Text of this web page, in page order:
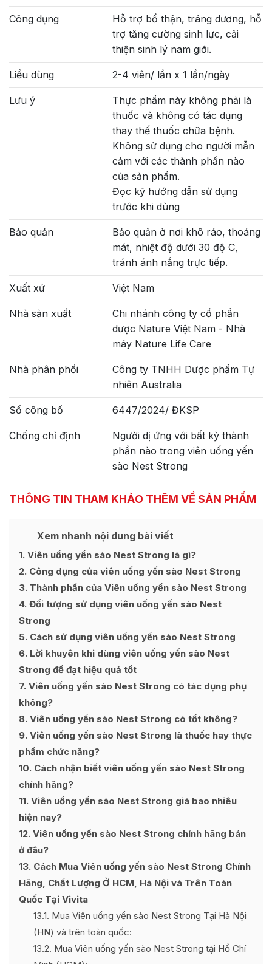
Công dụng
Hỗ trợ bổ thận, tráng dương, hỗ
trợ tăng cường sinh lực, cải
thiện sinh lý nam giới.
Liều dùng 2-4 viên/ lần x 1 lần/ngày
Lưu ý
Thực phẩm này không phải là
thuốc và không có tác dụng
thay thế thuốc chữa bệnh.
Không sử dụng cho người mẫn
cảm với các thành phần nào
của sản phẩm.
Đọc kỹ hướng dẫn sử dụng
trước khi dùng
Bảo quản
Bảo quản ở nơi khô ráo, thoáng
mát, nhiệt độ dưới 30 độ C,
tránh ánh nắng trực tiếp.
Xuất xứ Việt Nam
Nhà sản xuất
Chi nhánh công ty cổ phần
dược Nature Việt Nam - Nhà
máy Nature Life Care
Nhà phân phối
Công ty TNHH Dược phẩm Tự
nhiên Australia
Số công bố 6447/2024/ ĐKSP
Chống chỉ định
Người dị ứng với bất kỳ thành
phần nào trong viên uống yến
sào Nest Strong
THÔNG TIN THAM KHẢO THÊM VỀ SẢN PHẨM
Xem nhanh nội dung bài viết
1 Viên uống yến sào Nest Strong là gì?
2 Công dụng của viên uống yến sào Nest Strong
3 Thành phần của Viên uống yến sào Nest Strong
4 Đối tượng sử dụng viên uống yến sào Nest
Strong
5 Cách sử dụng viên uống yến sào Nest Strong
6 Lời khuyên khi dùng viên uống yến sào Nest
Strong để đạt hiệu quả tốt
7 Viên uống yến sào Nest Strong có tác dụng phụ
không?
8 Viên uống yến sào Nest Strong có tốt không?
9 Viên uống yến sào Nest Strong là thuốc hay thực
phẩm chức năng?
10 Cách nhận biết viên uống yến sào Nest Strong
chính hãng?
11 Viên uống yến sào Nest Strong giá bao nhiêu
hiện nay?
12 Viên uống yến sào Nest Strong chính hãng bán
ở đâu?
13 Cách Mua Viên uống yến sào Nest Strong Chính
Hãng, Chất Lượng Ở HCM, Hà Nội và Trên Toàn
Quốc Tại Vivita
13.1 Mua Viên uống yến sào Nest Strong Tại Hà Nội
(HN) và trên toàn quốc:
13.2 Mua Viên uống yến sào Nest Strong tại Hồ Chí